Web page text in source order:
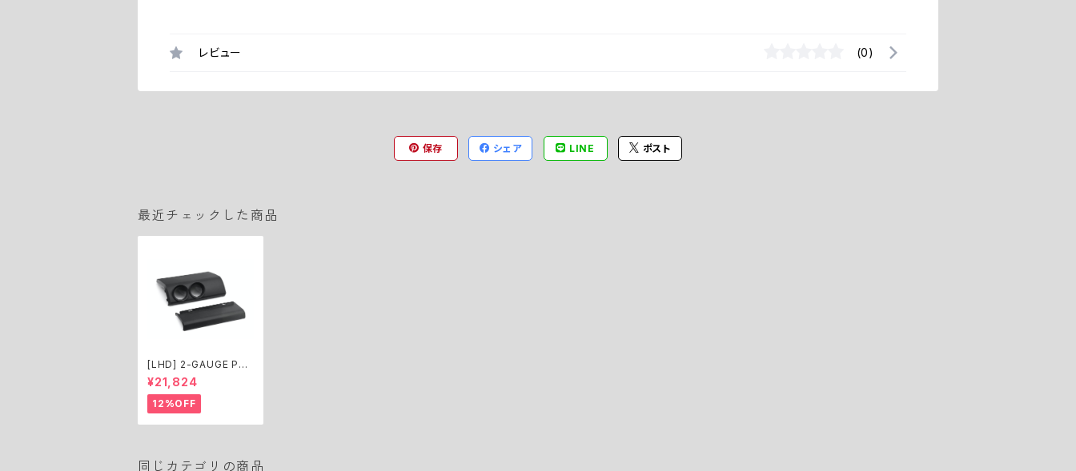
レビュー (0)
保存 シェア LINE ポスト
最近チェックした商品
[LHD] 2-GAUGE PAN
EL KIT for Jimny (Φ
52)
¥21,824
12%OFF
同じカテゴリの商品